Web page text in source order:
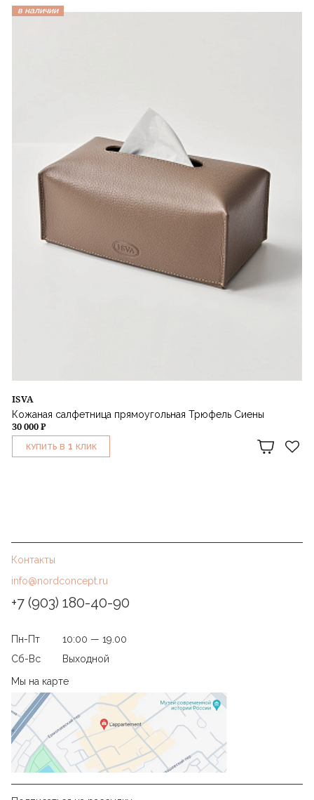
в наличии
ISVA
Кожаная салфетница прямоугольная Трюфель Сиены
30 000 ₽
КУПИТЬ В 1 КЛИК
Контакты
info@nordconcept.ru
+7 (903) 180-40-90
Пн-Пт
10:00 — 19.00
Сб-Вс
Выходной
Мы на карте